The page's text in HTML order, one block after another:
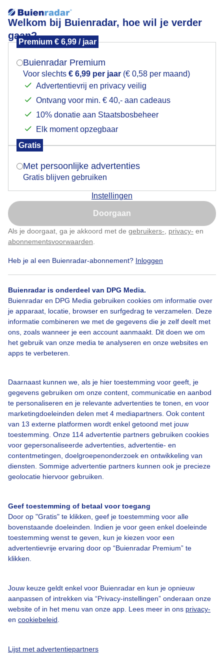
Welkom bij Buienradar, hoe wil je verder
gaan?
Premium € 6,99 / jaar
Buienradar Premium
Voor slechts € 6,99 per jaar (€ 0,58 per maand)
Advertentievrij en privacy veilig
Ontvang voor min. € 40,- aan cadeaus
10% donatie aan Staatsbosbeheer
Elk moment opzegbaar
Gratis
Met persoonlijke advertenties
Gratis blijven gebruiken
Instellingen
Doorgaan
Als je doorgaat, ga je akkoord met de gebruikers- privacy- en
abonnementsvoorwaarden
Heb je al een Buienradar-abonnement? Inloggen
Buienradar is onderdeel van DPG Media.
Buienradar en DPG Media gebruiken cookies om informatie over
je apparaat, locatie, browser en surfgedrag te verzamelen. Deze
informatie combineren we met de gegevens die je zelf deelt met
ons, zoals wanneer je een account aanmaakt. Dit doen we om
het gebruik van onze media te analyseren en onze websites en
apps te verbeteren.
Daarnaast kunnen we, als je hier toestemming voor geeft, je
gegevens gebruiken om onze content, communicatie en aanbod
te personaliseren en je relevante advertenties te tonen, en voor
marketingdoeleinden delen met 4 mediapartners. Ook content
van 13 externe platformen wordt enkel getoond met jouw
toestemming. Onze 114 advertentie partners gebruiken cookies
voor gepersonaliseerde advertenties, advertentie- en
contentmetingen, doelgroepenonderzoek en ontwikkeling van
diensten. Sommige advertentie partners kunnen ook je precieze
geolocatie hiervoor gebruiken.
Geef toestemming of betaal voor toegang
Door op "Gratis" te klikken, geef je toestemming voor alle
bovenstaande doeleinden. Indien je voor geen enkel doeleinde
toestemming wenst te geven, kun je kiezen voor een
advertentievrije ervaring door op “Buienradar Premium” te
klikken.
Jouw keuze geldt enkel voor Buienradar en kun je opnieuw
aanpassen of intrekken via “Privacy-instellingen” onderaan onze
website of in het menu van onze app. Lees meer in ons privacy-
en cookiebeleid
Lijst met advertentiepartners
zonsopkomst
Door: ben Saanen Gemaakt: 11-06-2026, 16x bekeken
Een moment geduld aub...
Over Buienradar
Bedrijfsgegevens
Veelgestelde vragen
Contact
Gebruikersvoorwaarden
Adverteren
Buienradar Team
Privacy beleid
Privacy instellingen
Gratis weerdata
Buienradar
Mogen we je locatie gebruiken voor het
Indien je hier nog geen akkoord op hebt gegeven,
verschijnt er zo een pop-up uit je browser waarin
Is goed, toon de popup
Nu niet, misschien later
Klik hierom dit aan te passen